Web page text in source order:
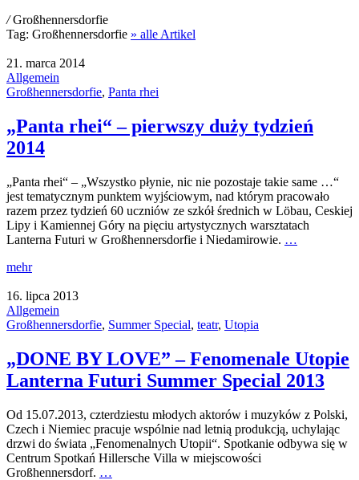
/ Großhennersdorfie
Tag: Großhennersdorfie » alle Artikel
21. marca 2014
Allgemein
Großhennersdorfie, Panta rhei
„Panta rhei“ – pierwszy duży tydzień
2014
„Panta rhei“ – „Wszystko płynie, nic nie pozostaje takie same …“
jest tematycznym punktem wyjściowym, nad którym pracowało
razem przez tydzień 60 uczniów ze szkół średnich w Löbau, Ceskiej
Lipy i Kamiennej Góry na pięciu artystycznych warsztatach
Lanterna Futuri w Großhennersdorfie i Niedamirowie. …
mehr
16. lipca 2013
Allgemein
Großhennersdorfie, Summer Special, teatr, Utopia
„DONE BY LOVE” – Fenomenale Utopie
Lanterna Futuri Summer Special 2013
Od 15.07.2013, czterdziestu młodych aktorów i muzyków z Polski,
Czech i Niemiec pracuje wspólnie nad letnią produkcją, uchylając
drzwi do świata „Fenomenalnych Utopii“. Spotkanie odbywa się w
Centrum Spotkań Hillersche Villa w miejscowości
Großhennersdorf. …